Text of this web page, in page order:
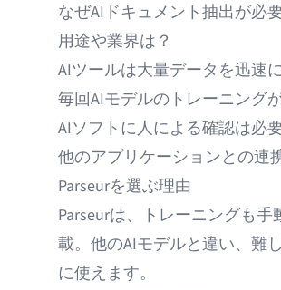
なぜAIドキュメント抽出が必
用途や業界は？
AIツールは大量データを迅速
毎回AIモデルのトレーニング
AIソフトに人による確認は必
他のアプリケーションとの連
Parseurを選ぶ理由
Parseurは、トレーニングも手
載。他のAIモデルと違い、難
に使えます。